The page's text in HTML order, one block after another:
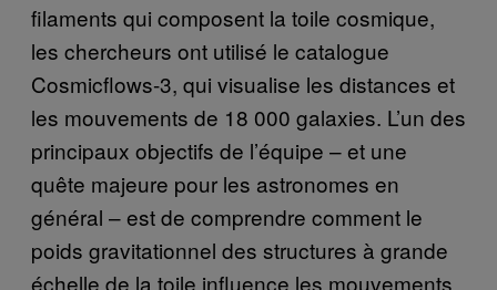
filaments qui composent la toile cosmique,
les chercheurs ont utilisé le catalogue
Cosmicflows-3, qui visualise les distances et
les mouvements de 18 000 galaxies. L’un des
principaux objectifs de l’équipe – et une
quête majeure pour les astronomes en
général – est de comprendre comment le
poids gravitationnel des structures à grande
échelle de la toile influence les mouvements